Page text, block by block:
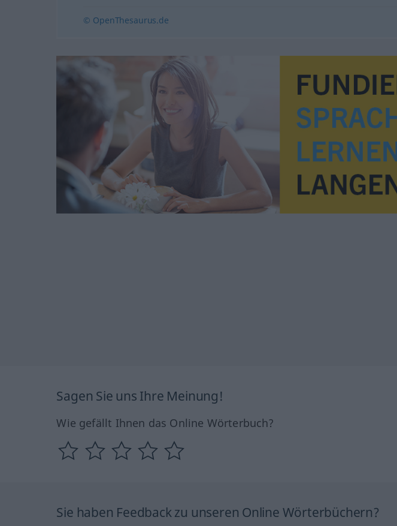
© OpenThesaurus.de
Sagen Sie uns Ihre Meinung!
Wie gefällt Ihnen das Online Wörterbuch?
Sie haben Feedback zu unseren Online Wörterbüchern?